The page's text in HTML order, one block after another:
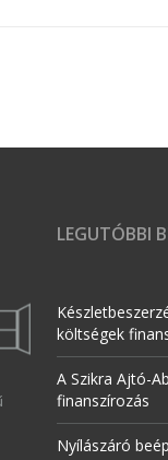
LEGUTÓBBI
költségek
A Szikra Ajtó-
finanszírozás
Nyílászáró